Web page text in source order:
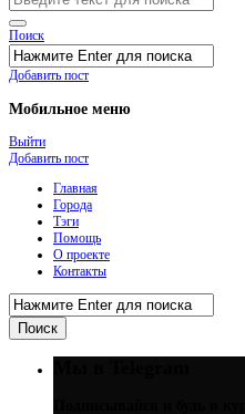
Поиск
Добавить пост
Мобильное меню
Выйти
Добавить пост
Главная
Города
Тэги
Помощь
О проекте
Контакты